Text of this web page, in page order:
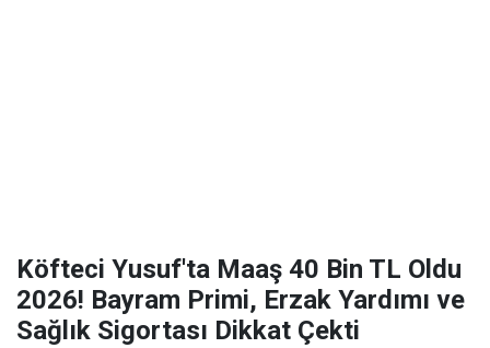
Köfteci Yusuf'ta Maaş 40 Bin TL Oldu
2026! Bayram Primi, Erzak Yardımı ve
Sağlık Sigortası Dikkat Çekti